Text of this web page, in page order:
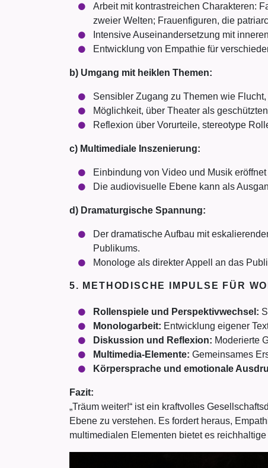
Arbeit mit kontrastreichen Charakteren:
zweier Welten; Frauenfiguren, die
Intensive Auseinandersetzung mit
Entwicklung von Empathie für
b) Umgang mit heiklen Themen:
Sensibler Zugang zu Themen wie
Möglichkeit, über Theater als
Reflexion über Vorurteile, stereotype
c) Multimediale Inszenierung:
Einbindung von Video und Musik
Die audiovisuelle Ebene kann als
d) Dramaturgische Spannung:
Der dramatische Aufbau mit
Publikums.
Monologe als direkter Appell an das
5. METHODISCHE IMPULSE FÜR
Rollenspiele und Perspektivwechsel:
Monologarbeit: Entwicklung eigener
Diskussion und Reflexion: Moderierte
Multimedia-Elemente: Gemeinsames
Körpersprache und emotionale
Fazit:
„Träum weiter!“ ist ein kraftvolles
Ebene zu verstehen. Es fordert heraus,
multimedialen Elementen bietet es